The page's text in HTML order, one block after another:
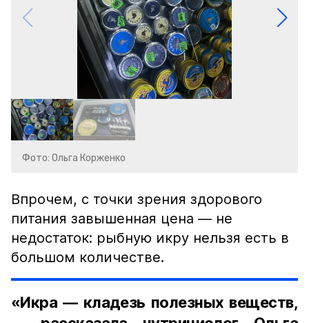
Фото: Ольга Корженко
Впрочем, с точки зрения здорового
питания завышенная цена — не
недостаток: рыбную икру нельзя есть в
большом количестве.
«Икра — кладезь полезных веществ,